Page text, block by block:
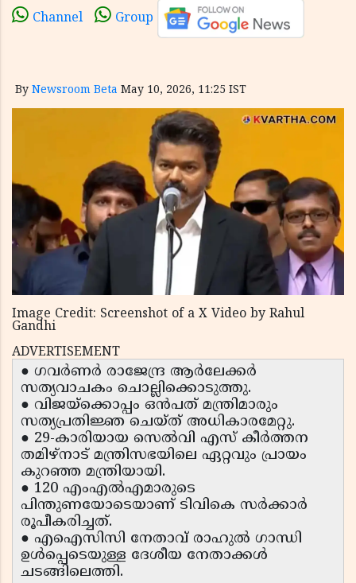
Channel Group
By Newsroom Beta May 10, 2026, 11:25 IST
Image Credit: Screenshot of a X Video by Rahul
Gandhi
ADVERTISEMENT
● ഗവർണർ രാജേന്ദ്ര ആർലേക്കർ
സത്യവാചകം ചൊല്ലിക്കൊടുത്തു.
● വിജയ്‍ക്കൊപ്പം ഒൻപത് മന്ത്രിമാരും
സത്യപ്രതിജ്ഞ ചെയ്ത് അധികാരമേറ്റു.
● 29-കാരിയായ സെൽവി എസ് കീർത്തന
തമിഴ്‌നാട് മന്ത്രിസഭയിലെ ഏറ്റവും പ്രായം
കുറഞ്ഞ മന്ത്രിയായി.
● 120 എംഎൽഎമാരുടെ
പിന്തുണയോടെയാണ് ടിവികെ സർക്കാർ
രൂപീകരിച്ചത്.
● എഐസിസി നേതാവ് രാഹുൽ ഗാന്ധി
ഉൾപ്പെടെയുള്ള ദേശീയ നേതാക്കൾ
ചടങ്ങിലെത്തി.